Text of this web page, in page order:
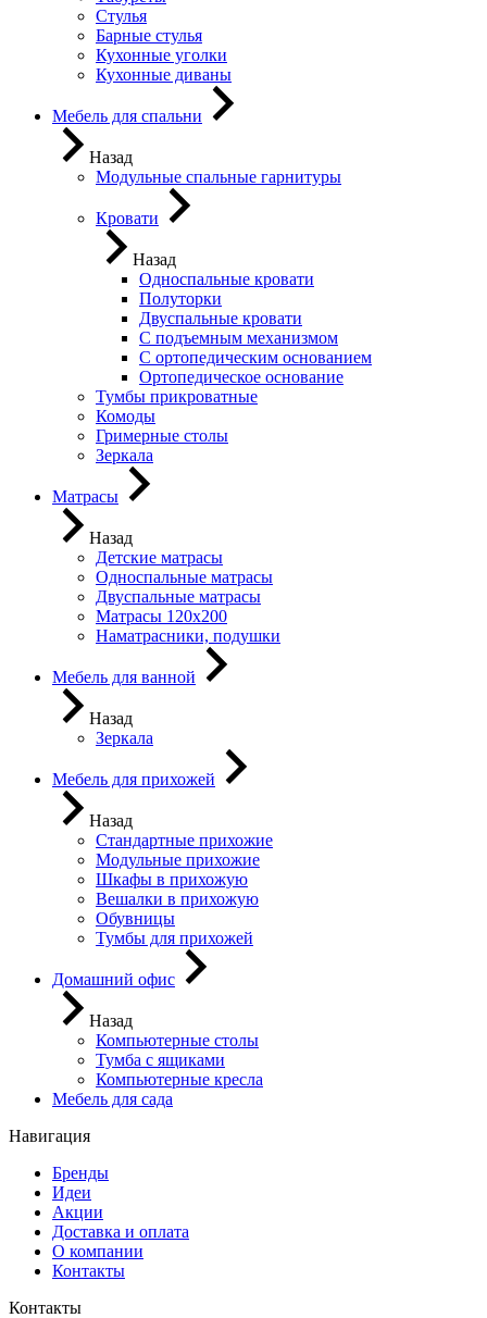
Стулья
Барные стулья
Кухонные уголки
Кухонные диваны
Мебель для спальни
Назад
Модульные спальные гарнитуры
Кровати
Назад
Односпальные кровати
Полуторки
Двуспальные кровати
С подъемным механизмом
С ортопедическим основанием
Ортопедическое основание
Тумбы прикроватные
Комоды
Гримерные столы
Зеркала
Матрасы
Назад
Детские матрасы
Односпальные матрасы
Двуспальные матрасы
Матрасы 120х200
Наматрасники, подушки
Мебель для ванной
Назад
Зеркала
Мебель для прихожей
Назад
Стандартные прихожие
Модульные прихожие
Шкафы в прихожую
Вешалки в прихожую
Обувницы
Тумбы для прихожей
Домашний офис
Назад
Компьютерные столы
Тумба с ящиками
Компьютерные кресла
Мебель для сада
Навигация
Бренды
Идеи
Акции
Доставка и оплата
О компании
Контакты
Контакты